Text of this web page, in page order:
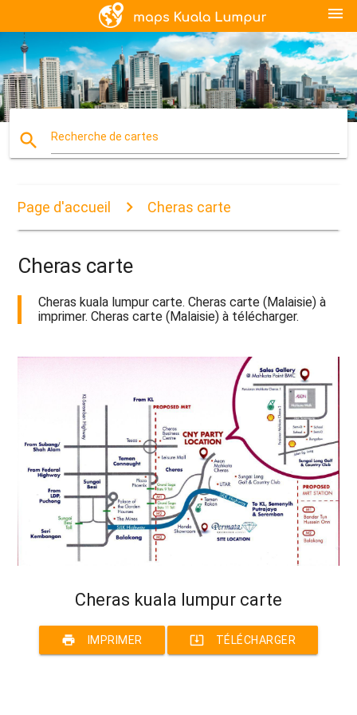
menu
search Recherche de cartes
Page d'accueil Cheras carte
Cheras carte
Cheras kuala lumpur carte. Cheras carte (Malaisie) à
imprimer. Cheras carte (Malaisie) à télécharger.
Cheras kuala lumpur carte
print IMPRIMER system_update_alt TÉLÉCHARGER